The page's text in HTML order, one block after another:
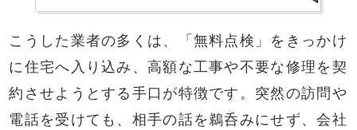
こうした業者の多くは、「無料点検」をきっかけ
に住宅へ入り込み、高額な工事や不要な修理を契
約させようとする手口が特徴です。突然の訪問や
電話を受けても、相手の話を鵜呑みにせず、会社